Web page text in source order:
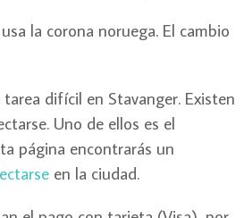
la corona noruega. El cambio
difícil en Stavanger. Existen
Uno de ellos es el
página encontrarás un
en la ciudad.